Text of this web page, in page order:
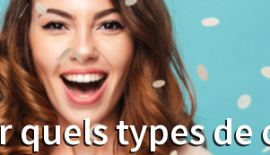
quels types de